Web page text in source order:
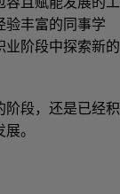
验丰富的同事学
业阶段中探索新的
阶段，还是已经积
。